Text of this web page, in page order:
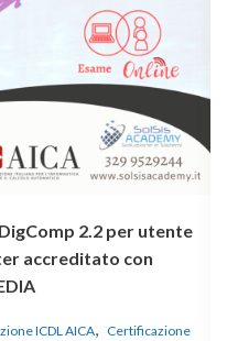
2.2 per utente
accreditato con
ICDL AICA, Certificazione